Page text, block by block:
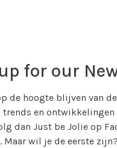
for our
de hoogte blijven van
en ontwikkelingen
dan Just be Jolie op
Maar wil je de eerste